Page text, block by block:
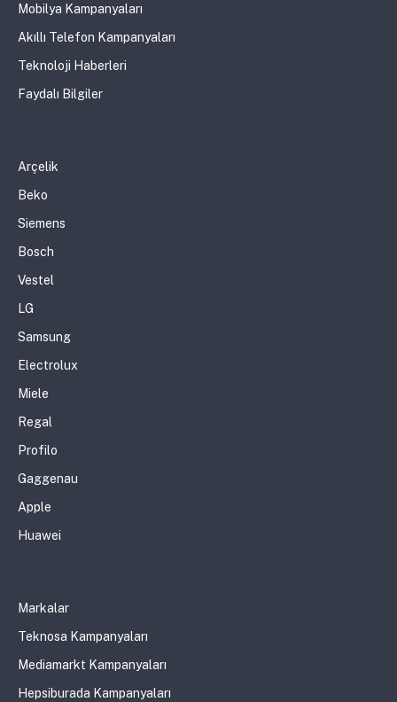
Mobilya Kampanyaları
Akıllı Telefon Kampanyaları
Teknoloji Haberleri
Faydalı Bilgiler
Arçelik
Beko
Siemens
Bosch
Vestel
LG
Samsung
Electrolux
Miele
Regal
Profilo
Gaggenau
Apple
Huawei
Markalar
Teknosa Kampanyaları
Mediamarkt Kampanyaları
Hepsiburada Kampanyaları